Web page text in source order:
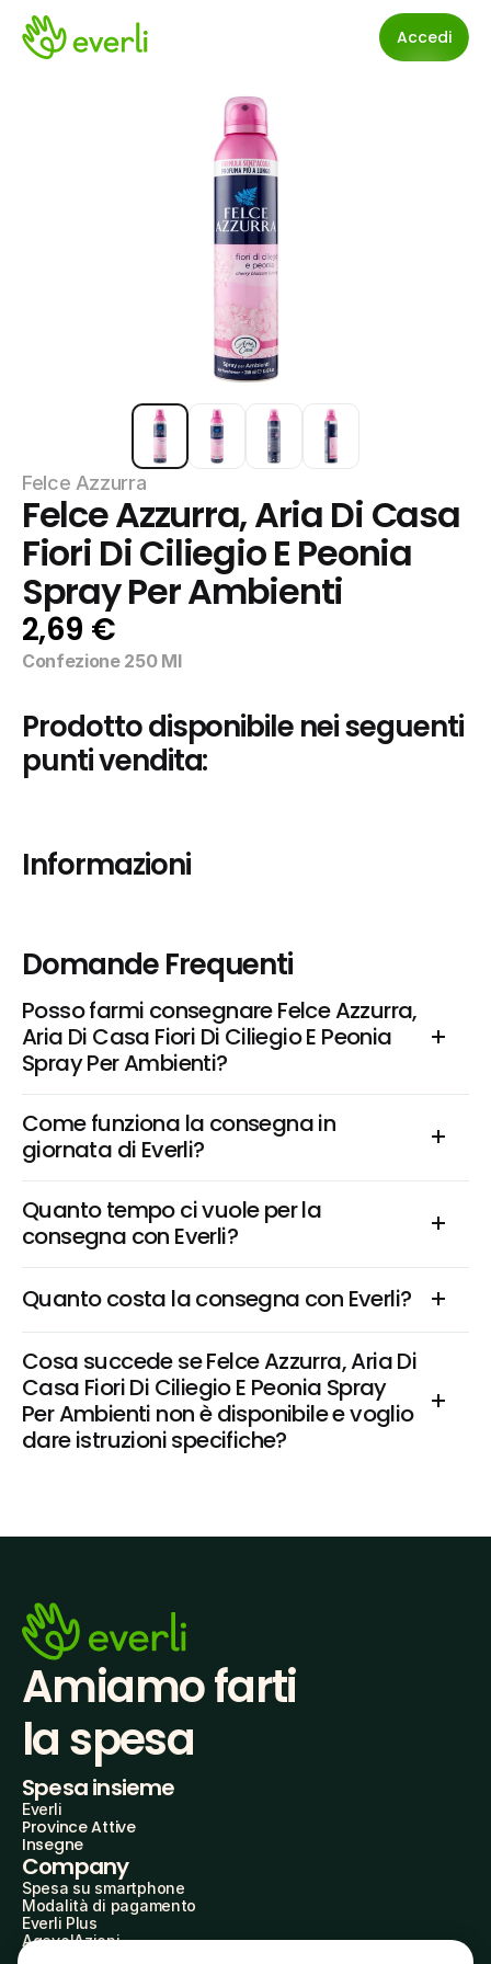
Accedi
Felce Azzurra
Felce Azzurra, Aria Di Casa
Fiori Di Ciliegio E Peonia
Spray Per Ambienti
2,69 €
Confezione 250 Ml
Prodotto disponibile nei seguenti
punti vendita:
Informazioni
Domande Frequenti
Posso farmi consegnare Felce Azzurra,
Aria Di Casa Fiori Di Ciliegio E Peonia
Spray Per Ambienti?
Come funziona la consegna in
giornata di Everli?
Quanto tempo ci vuole per la
consegna con Everli?
Quanto costa la consegna con Everli?
Cosa succede se Felce Azzurra, Aria Di
Casa Fiori Di Ciliegio E Peonia Spray
Per Ambienti non è disponibile e voglio
dare istruzioni specifiche?
Amiamo farti
la spesa
Spesa insieme
Everli
Province Attive
Insegne
Company
Spesa su smartphone
Modalità di pagamento
Everli Plus
AgevolAzioni